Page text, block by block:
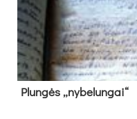
Plun­gės „ny­be­lun­gai“